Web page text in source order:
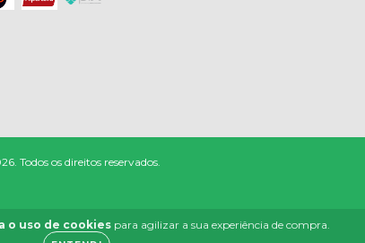
o uso de cookiespara agilizar a sua experiência de compra.
Todos os direitos reservados.